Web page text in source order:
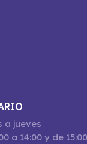
a jueves
a 14:00 y de 15:00